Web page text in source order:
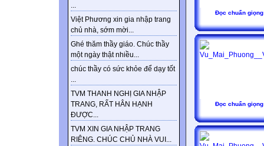
...
Việt Phương xin gia nhập trang
chủ nhà, sớm mời...
Ghé thăm thầy giáo. Chúc thầy
một ngày thật nhiều...
chúc thầy có sức khỏe để dạy tốt
...
TVM THANH NGHỊ GIA NHẬP
TRANG, RẤT HÂN HẠNH
ĐƯỢC...
TVM XIN GIA NHẬP TRANG
RIÊNG. CHÚC CHỦ NHÀ VUI...
Đọc chuẩn giọng
Đọc chuẩn giọng